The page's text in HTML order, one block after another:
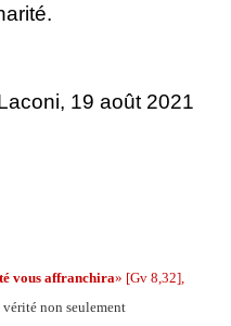
19 août 2021
vous affranchira» [Gv 8,32],
vérité non seulement